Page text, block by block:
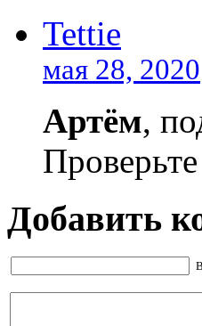
Tettie
мая 28, 2020
Артём,
Добавить